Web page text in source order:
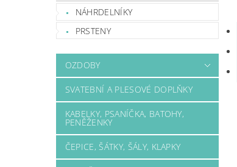
NÁHRDELNÍKY
PRSTENY
OZDOBY
SVATEBNÍ A PLESOVÉ DOPLŇKY
KABELKY, PSANÍČKA, BATOHY,
PENĚŽENKY
ČEPICE, ŠÁTKY, ŠÁLY, KLAPKY